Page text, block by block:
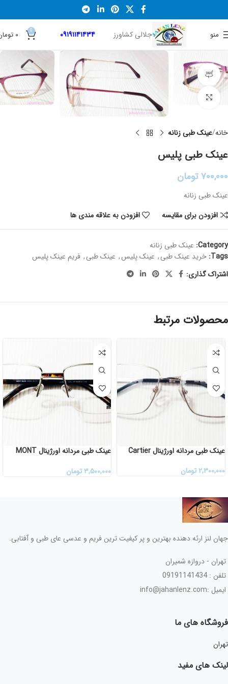
منو جلالی کشاورز ۰۹۱۹۱۱۴۱۴۳۴ 0 ۰
نمایش 360 درجه محصول
برای بزرگنمایی کلیک کنید
خانه عینک طبی زنانه
عینک طبی پلیس
۷۰۰,۰۰۰ تومان
عینک طبی زنانه
افزودن برای مقایسه
افزودن به علاقه مندی ها
Category: عینک طبی زنانه
Tags: خرید عینک طبی, عینک پلیس, عینک طبی, فریم عینک پلیس
اشتراک گذاری:
محصولات مرتبط
عینک طبی مردانه اورژینال Cartier
۲,۳۰۰,۰۰۰تومان
عینک طبی مردانه اورژینال MONT
۳,۵۰۰,۰۰۰تومان
جهان لنز ارئه دهنده بهترین و پر کیفیت ترین فریم و عدسی عای طبی و آفتابی.
تهران - دروازه شمیران
تلفن : 09191141434
ایمیل :info@jahanlenz.com
فروشگاه های ما
تهران
لینک های مفید